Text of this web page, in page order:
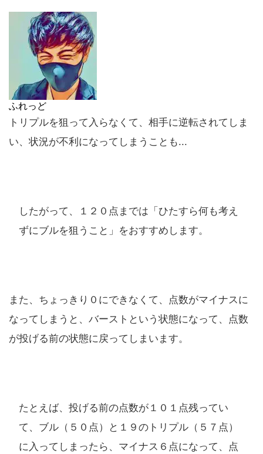
ふれっど
トリプルを狙って入らなくて、相手に逆転されてしま
い、状況が不利になってしまうことも...
したがって、１２０点までは「ひたすら何も考え
ずにブルを狙うこと」をおすすめします。
また、ちょっきり０にできなくて、点数がマイナスに
なってしまうと、バーストという状態になって、点数
が投げる前の状態に戻ってしまいます。
たとえば、投げる前の点数が１０１点残ってい
て、ブル（５０点）と１９のトリプル（５７点）
に入ってしまったら、マイナス６点になって、点